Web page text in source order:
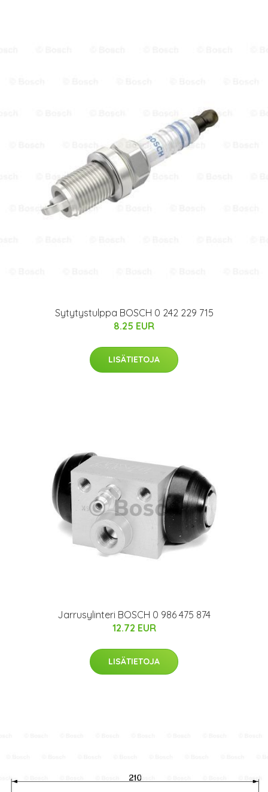
Sytytystulppa BOSCH 0 242 229 715
8.25 EUR
LISÄTIETOJA
Jarrusylinteri BOSCH 0 986 475 874
12.72 EUR
LISÄTIETOJA